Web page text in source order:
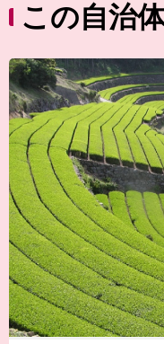
この自治